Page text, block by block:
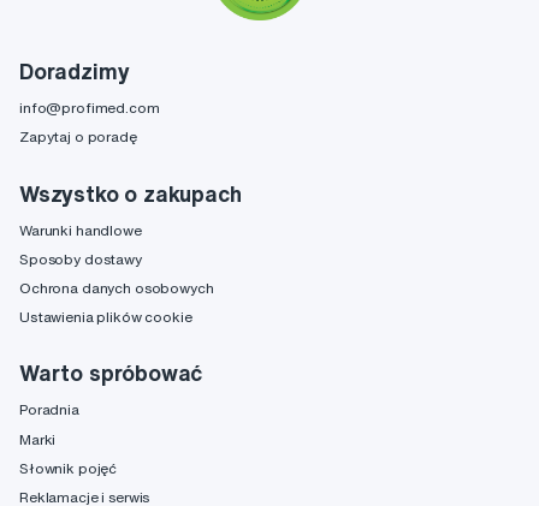
Doradzimy
info@profimed.com
Zapytaj o poradę
Wszystko o zakupach
Warunki handlowe
Sposoby dostawy
Ochrona danych osobowych
Ustawienia plików cookie
Warto spróbować
Poradnia
Marki
Słownik pojęć
Reklamacje i serwis